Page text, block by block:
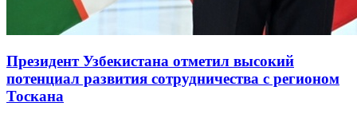
Президент Узбекистана отметил высокий
потенциал развития сотрудничества с регионом
Тоскана